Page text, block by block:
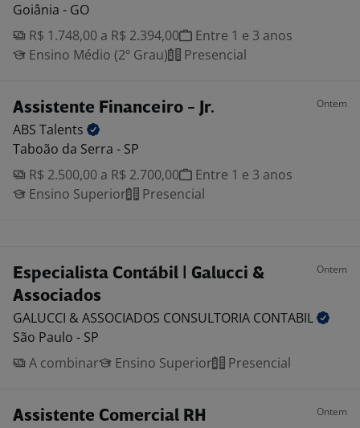
Goiânia - GO
R$ 1.748,00 a R$ 2.394,00
Entre 1 e 3 anos
Ensino Médio (2º Grau)
Presencial
Assistente Financeiro - Jr. Ontem
ABS Talents
Taboão da Serra - SP
R$ 2.500,00 a R$ 2.700,00
Entre 1 e 3 anos
Ensino Superior
Presencial
Especialista Contábil | Galucci &
Associados
Ontem
GALUCCI & ASSOCIADOS CONSULTORIA CONTABIL
São Paulo - SP
A combinar
Ensino Superior Presencial
Assistente Comercial RH Ontem